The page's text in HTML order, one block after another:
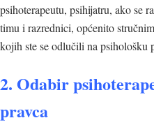
psihoterapeutu, psihijatru, ako se
timu i razrednici, općenito
kojih ste se odlučili na psihološku
2. Odabir
pravca